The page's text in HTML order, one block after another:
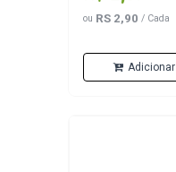
ou RS 2,90 / Cada
Adicionar